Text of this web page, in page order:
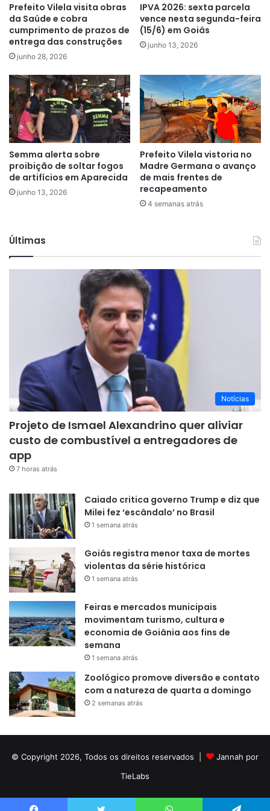
Prefeito Vilela visita obras
da Saúde e cobra
cumprimento de prazos de
entrega das construções
junho 28, 2026
IPVA 2026: sexta parcela
vence nesta segunda-feira
(15/6) em Goiás
junho 13, 2026
Semma alerta sobre
proibição de soltar fogos
de artifícios em Aparecida
junho 13, 2026
Prefeito Vilela vistoria no
Madre Germana o avanço
de mais frentes de
recapeamento
4 semanas atrás
Últimas
Notícias
Projeto de Ismael Alexandrino quer aliviar
custo de combustível a entregadores de
app
7 horas atrás
Caiado critica governo Trump e diz que
Milei fez ‘escândalo’ no Brasil
1 semana atrás
Goiás registra menor taxa de mortes
violentas da série histórica
1 semana atrás
Feiras e mercados municipais
movimentam turismo, cultura e
economia de Goiânia aos fins de
semana
1 semana atrás
Zoológico promove diversão e contato
com a natureza de quarta a domingo
2 semanas atrás
© Copyright 2026, Todos os direitos reservados |
Jannah por
TieLabs